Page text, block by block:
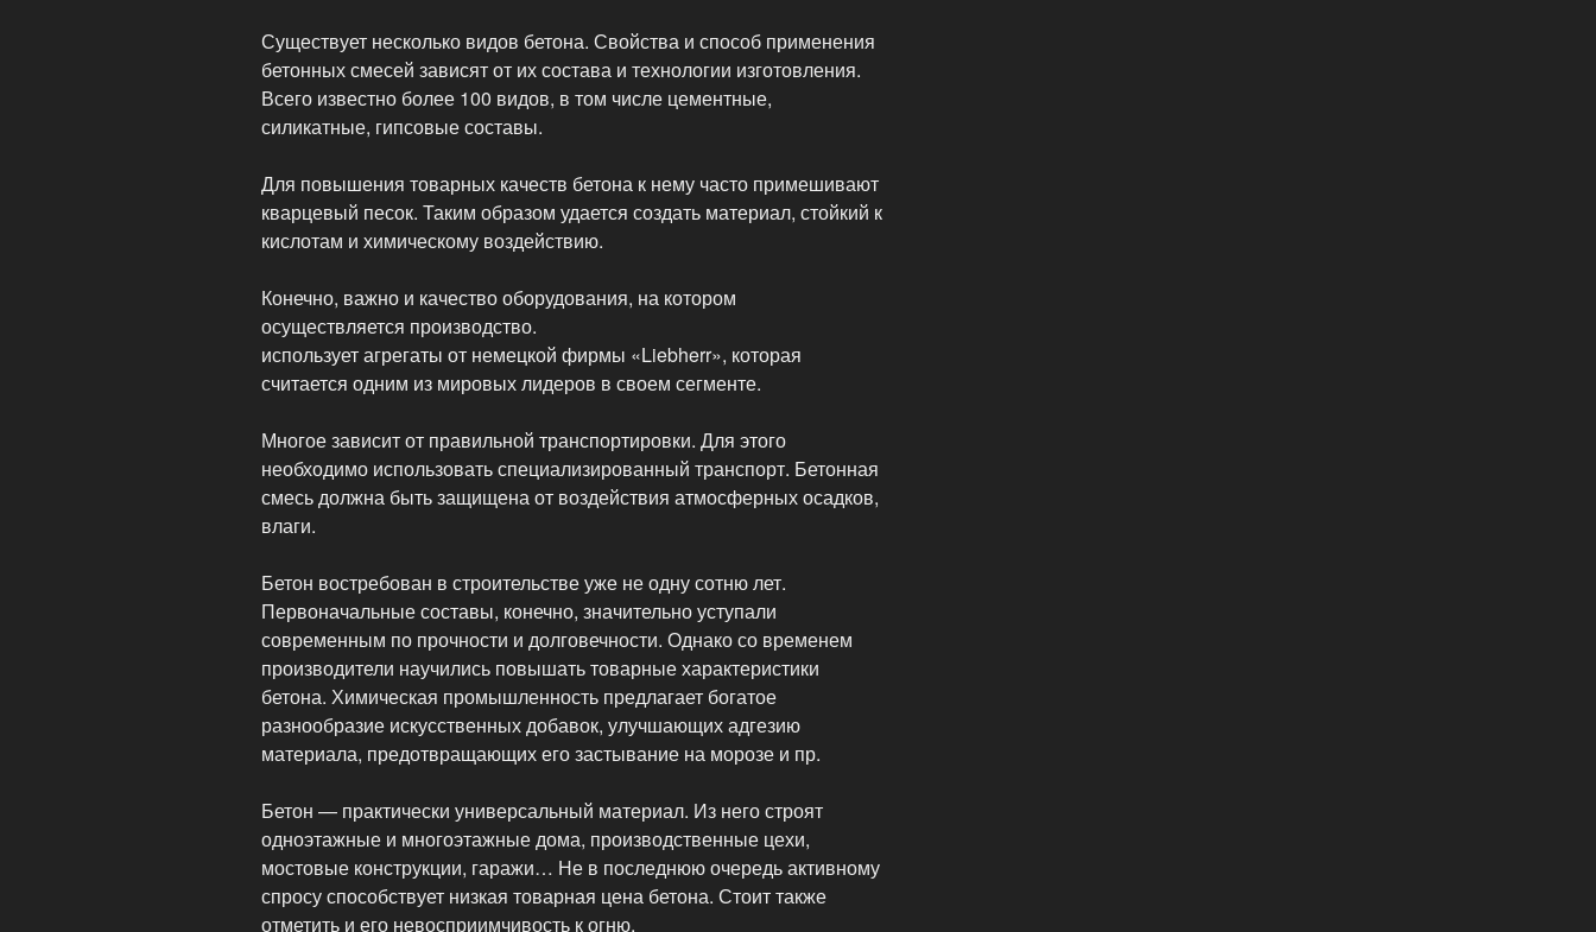
Существует несколько видов бетона. Свойства и способ применения
бетонных смесей зависят от их состава и технологии изготовления.
Всего известно более 100 видов, в том числе цементные,
силикатные, гипсовые составы.
Для повышения товарных качеств бетона к нему часто примешивают
кварцевый песок. Таким образом удается создать материал, стойкий к
кислотам и химическому воздействию.
Конечно, важно и качество оборудования, на котором
осуществляется производство.
использует агрегаты от немецкой фирмы «Liebherr», которая
считается одним из мировых лидеров в своем сегменте.
Многое зависит от правильной транспортировки. Для этого
необходимо использовать специализированный транспорт. Бетонная
смесь должна быть защищена от воздействия атмосферных осадков,
влаги.
Бетон востребован в строительстве уже не одну сотню лет.
Первоначальные составы, конечно, значительно уступали
современным по прочности и долговечности. Однако со временем
производители научились повышать товарные характеристики
бетона. Химическая промышленность предлагает богатое
разнообразие искусственных добавок, улучшающих адгезию
материала, предотвращающих его застывание на морозе и пр.
Бетон — практически универсальный материал. Из него строят
одноэтажные и многоэтажные дома, производственные цехи,
мостовые конструкции, гаражи… Не в последнюю очередь активному
спросу способствует низкая товарная цена бетона. Стоит также
отметить и его невосприимчивость к огню.